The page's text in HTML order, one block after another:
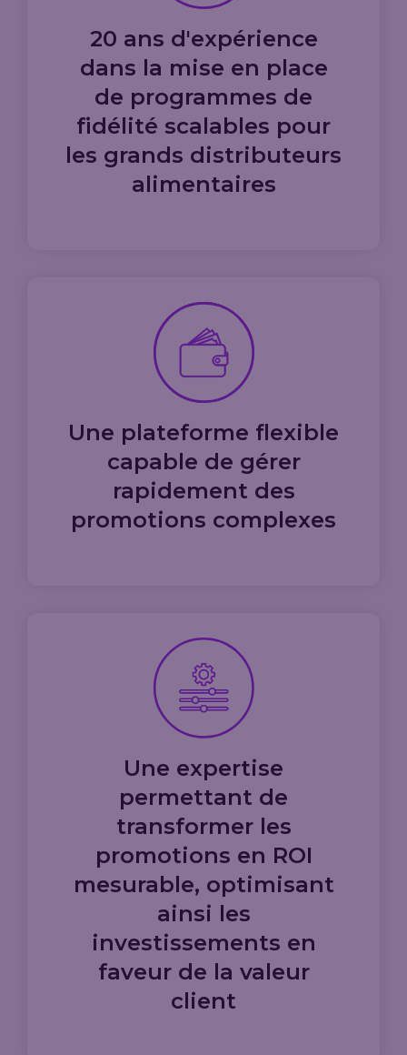
20 ans d'expérience
dans la mise en place
de programmes de
fidélité scalables pour
les grands distributeurs
alimentaires
Une plateforme flexible
capable de gérer
rapidement des
promotions complexes
Une expertise
permettant de
transformer les
promotions en ROI
mesurable, optimisant
ainsi les
investissements en
faveur de la valeur
client